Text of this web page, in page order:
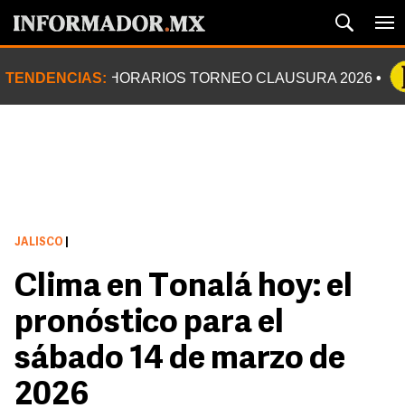
TENDENCIAS: HORARIOS TORNEO CLAUSURA 2026
JALISCO
Clima en Tonalá hoy: el
pronóstico para el
sábado 14 de marzo de
2026